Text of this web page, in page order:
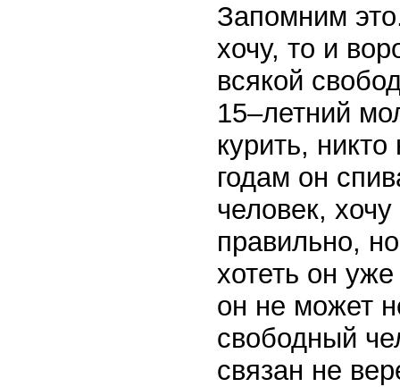
Запомним
хочу, то и
всякой
15–летний
курить,
годам он
человек,
правильно,
хотеть он
он не может
свободный
связан не